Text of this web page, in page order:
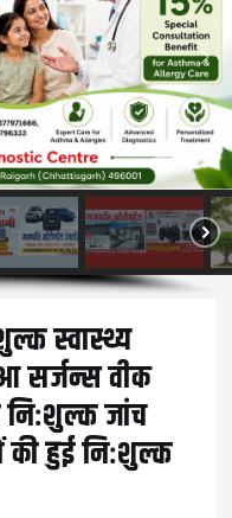
स्वास्थ्य
सर्जन्स वीक
जांच
हुई निःशुल्क